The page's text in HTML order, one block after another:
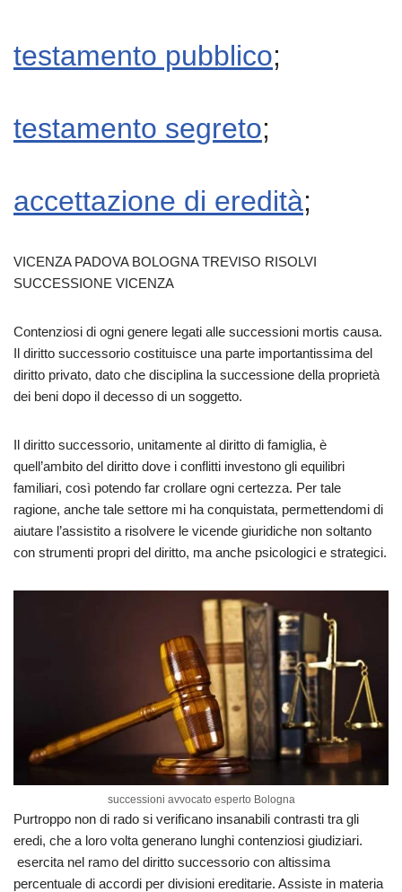
testamento pubblico;
testamento segreto;
accettazione di eredità;
VICENZA PADOVA BOLOGNA TREVISO RISOLVI
SUCCESSIONE VICENZA
Contenziosi di ogni genere legati alle successioni mortis causa.
Il diritto successorio costituisce una parte importantissima del
diritto privato, dato che disciplina la successione della proprietà
dei beni dopo il decesso di un soggetto.
Il diritto successorio, unitamente al diritto di famiglia, è
quell’ambito del diritto dove i conflitti investono gli equilibri
familiari, così potendo far crollare ogni certezza. Per tale
ragione, anche tale settore mi ha conquistata, permettendomi di
aiutare l’assistito a risolvere le vicende giuridiche non soltanto
con strumenti propri del diritto, ma anche psicologici e strategici.
successioni avvocato esperto Bologna
Purtroppo non di rado si verificano insanabili contrasti tra gli
eredi, che a loro volta generano lunghi contenziosi giudiziari.
esercita nel ramo del diritto successorio con altissima
percentuale di accordi per divisioni ereditarie. Assiste in materia